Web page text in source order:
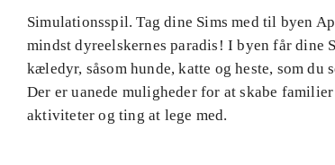
Simulationsspil. Tag dine Sims med til byen
mindst dyreelskernes paradis! I byen får dine
kæledyr, såsom hunde, katte og heste, som
Der er uanede muligheder for at skabe
aktiviteter og ting at lege med.